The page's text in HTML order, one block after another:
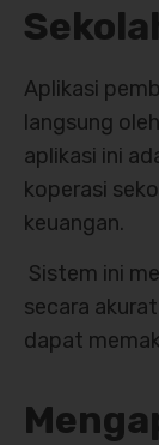
Aplikasi
langsung
aplikasi ini
koperasi
keuangan.
Sistem ini
secara
dapat